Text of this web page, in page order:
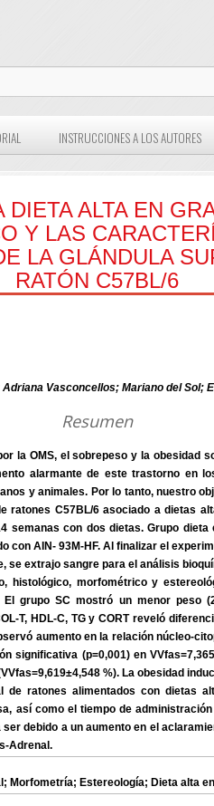
INSTRUCCIONES A LOS AUTORES
DIETA ALTA EN
Y LAS
LA GLÁNDULA
RATÓN C57BL/6
Vasconcellos; Mariano del Sol;
Resumen
la OMS, el sobrepeso y la obesidad
alarmante de este trastorno en
y animales. Por lo tanto, nuestro
ratones C57BL/6 asociado a dietas
semanas con dos dietas. Grupo dieta
con AIN- 93M-HF. Al finalizar el
se extrajo sangre para el análisis
histológico, morfométrico y
grupo SC mostró un menor peso
T, HDL-C, TG y CORT reveló
aumento en la relación núcleo-
significativa (p=0,001) en
%). La obesidad
de ratones alimentados con dietas
así como el tiempo de
debido a un aumento en el
Adrenal.
Morfometría; Estereología; Dieta alta